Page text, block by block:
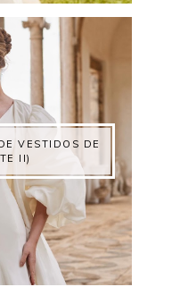
VESTIDOS DE
II)